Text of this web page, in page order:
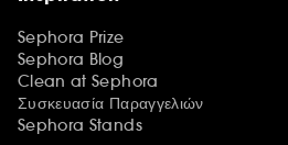
Sephora Prize
Sephora Blog
Clean at Sephora
Συσκευασία Παραγγελιών
Sephora Stands